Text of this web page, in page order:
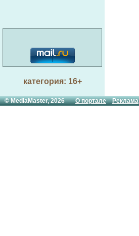
категория: 16+
© MediaMaster, 2026О портале Реклама